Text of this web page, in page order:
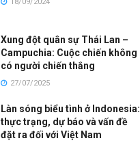
Xung đột quân sự Thái Lan –
Campuchia: Cuộc chiến không
có người chiến thắng
27/07/2025
Làn sóng biểu tình ở Indonesia:
thực trạng, dự báo và vấn đề
đặt ra đối với Việt Nam